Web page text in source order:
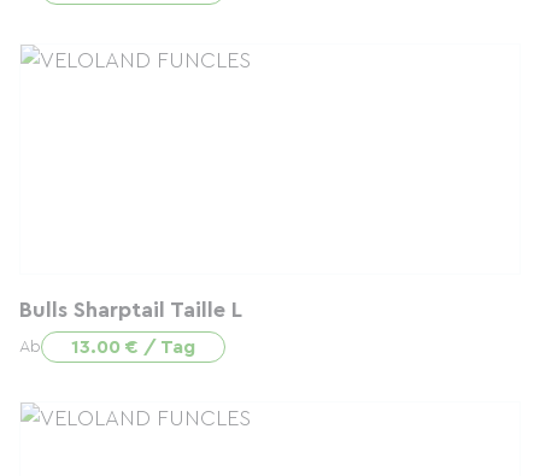
Bulls Sharptail Taille L
Ab 13.00 € / Tag